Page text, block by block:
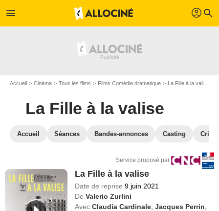
menu profil search
Accueil Cinéma Tous les films Films Comédie dramatique La Fille à la valise
La Fille à la valise
Accueil Séances Bandes-annonces Casting
Service proposé par
La Fille à la valise
Date de reprise 9 juin 2021
De Valerio Zurlini
Avec Claudia Cardinale ,Jacques Perrin